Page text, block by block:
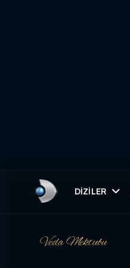
DIZILER